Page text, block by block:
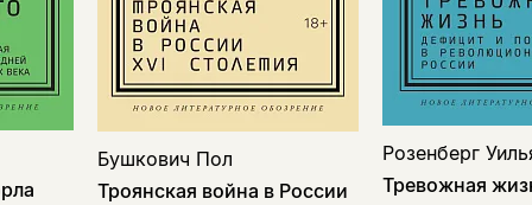
Бушкович Пол
Троянская война в России
Розенберг
Тревожная